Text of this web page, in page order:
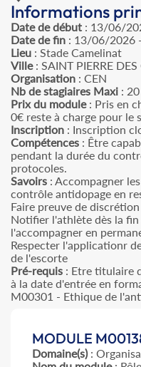
Informations
Date de début : 13/06/
Date de fin : 13/06/2026
Lieu : Stade Camelinat
Ville: SAINT PIERRE
Organisation : CEN
Nb de stagiaires Maxi : 20
Prix du module: Pris en
0€ reste à charge pour le
Inscription : Inscription
Compétences : Être
pendant la durée du
protocoles.
Savoirs : Accompagner
contrôle antidopage en
Faire preuve de
Notifier l'athlète dès la
l'accompagner en
Respecter l'applicationr
de l'escorte
Pré-requis : Etre titulaire
à la date d'entrée en
M00301 - Ethique de
MODULE
Domaine(s):